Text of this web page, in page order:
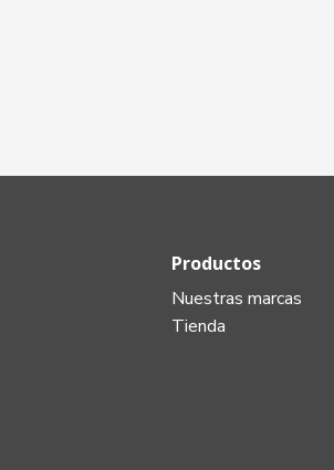
Productos
Nuestras marcas
Tienda